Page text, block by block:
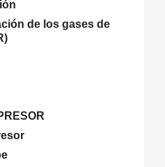
de los gases de